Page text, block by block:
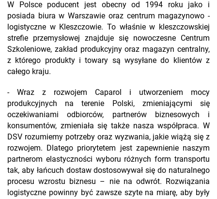
W Polsce poducent jest obecny od 1994 roku jako i
posiada biura w Warszawie oraz centrum magazynowo -
logistyczne w Kleszczowie. To właśnie w kleszczowskiej
strefie przemysłowej znajduje się nowoczesne Centrum
Szkoleniowe, zakład produkcyjny oraz magazyn centralny,
z którego produkty i towary są wysyłane do klientów z
całego kraju.
- Wraz z rozwojem Caparol i utworzeniem mocy
produkcyjnych na terenie Polski, zmieniającymi się
oczekiwaniami odbiorców, partnerów biznesowych i
konsumentów, zmieniała się także nasza współpraca. W
DSV rozumiemy potrzeby oraz wyzwania, jakie wiążą się z
rozwojem. Dlatego priorytetem jest zapewnienie naszym
partnerom elastyczności wyboru różnych form transportu
tak, aby łańcuch dostaw dostosowywał się do naturalnego
procesu wzrostu biznesu – nie na odwrót. Rozwiązania
logistyczne powinny być zawsze szyte na miarę, aby były